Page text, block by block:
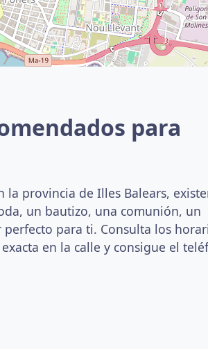
para
la provincia de Illes Balears,
un bautizo, una comunión, un
para ti. Consulta los
en la calle y consigue el